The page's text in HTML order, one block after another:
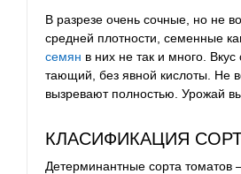
В разрезе очень сочные, но не
средней плотности, семенные
семян в них не так и много.
тающий, без явной кислоты. Не
вызревают полностью. Урожай
КЛАСИФИКАЦИЯ
Детерминантные сорта томатов